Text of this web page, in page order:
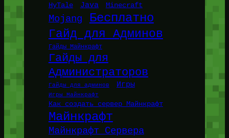
HyTale Java Minecraft
Mojang Бесплатно
Гайд для Админов
Гайды Майнкрафт
Гайды для
Администраторов
Гайды для админов Игры
Игры Майнкрафт
Как создать сервер Майнкрафт
Майнкрафт
Майнкрафт Сервера